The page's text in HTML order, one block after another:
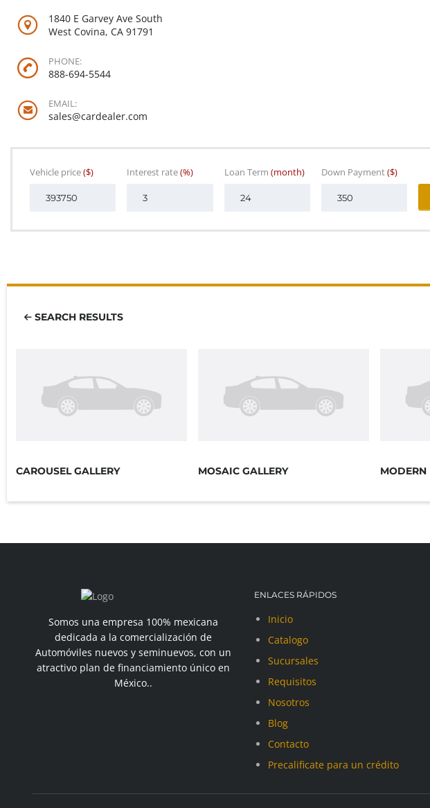
1840 E Garvey Ave South
West Covina, CA 91791
PHONE:
888-694-5544
EMAIL:
sales@cardealer.com
Vehicle price($) Interest rate(%) Loan Term (month) Down Payment($)
SEARCH RESULTS
CAROUSEL GALLERY MOSAIC GALLERY MODERN
Somos una empresa 100% mexicana
dedicada a la comercialización de
Automóviles nuevos y seminuevos, con un
atractivo plan de financiamiento único en
México..
ENLACES RÁPIDOS
Inicio
Catalogo
Sucursales
Requisitos
Nosotros
Blog
Contacto
Precalificate para un crédito